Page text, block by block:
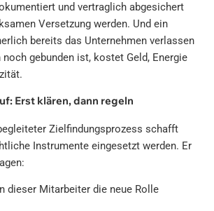
und vertraglich abgesichert
Versetzung werden. Und ein
bereits das Unternehmen verlassen
noch gebunden ist, kostet Geld, Energie
Erst klären, dann regeln
Zielfindungsprozess schafft
Instrumente eingesetzt werden. Er
dieser Mitarbeiter die neue Rolle